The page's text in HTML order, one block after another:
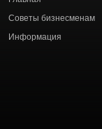
Советы бизнесменам
Информация